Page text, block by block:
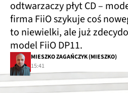
odtwarzaczy płyt CD –
firma FiiO szykuje coś
to niewielki, ale już
model FiiO DP11.
MIESZKO ZAGAŃCZYK (MIESZKO)
15:41